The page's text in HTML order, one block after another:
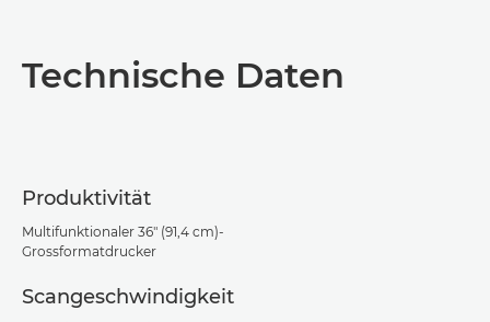
Technische Daten
PDF-Download
Technische Daten
Produktivität
Multifunktionaler 36" (91,4 cm)-
Grossformatdrucker
Scangeschwindigkeit